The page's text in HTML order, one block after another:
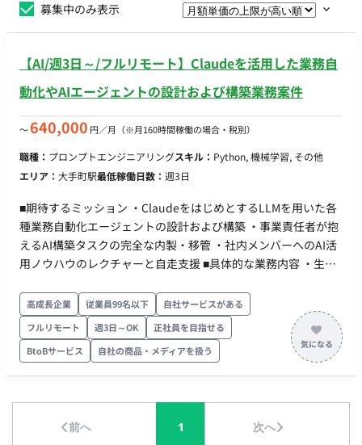
募集中のみ表示
【AI/週3日～/フルリモート】Claudeを活用した業務自
動化やAIエージェントの設計および構築業務案件
〜640,000 円／月 （※月160時間稼働の場合・税別）
職種： プロンプトエンジニアリングスキル： Python, 機械学習, その他
エリア： 大手町駅最低稼働日数： 週3日
■期待するミッション ・ClaudeをはじめとするLLMを用いた各
種業務自動化エージェントの設計および構築 ・事業責任者が抱
えるAI構築タスクの完全な内製・移管 ・社内メンバーへのAI活
用ノウハウのレクチャーと自走支援 ■具体的な業務内容 ・生成
プロンプトの調整およびイレギュラー対応用の仕組みづくり ・
既存メンバーに向けたAIツールの利用マニュアル作成および講
習の実施 ■リモートについて フルリモートになります
高成長企業 従業員99名以下
自社サービスがある
フルリモート
週3日～OK
正社員を目指せる
BtoBサービス
自社の商品・メディアを扱う
前へ 1 次へ